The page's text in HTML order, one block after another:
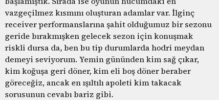
vazgeçilmez kısmını oluşturan adamlar var. İlginç
receiver performanslarına şahit olduğumuz bir sezonu
geride bırakmışken gelecek sezon için konuşmak
riskli dursa da, ben bu tip durumlarda hodri meydan
demeyi seviyorum. Yemin gününden kim sağ çıkar,
kim koğuşa geri döner, kim eli boş döner beraber
göreceğiz, ancak en ışıltılı apoleti kim takacak
sorusunun cevabı bariz gibi.